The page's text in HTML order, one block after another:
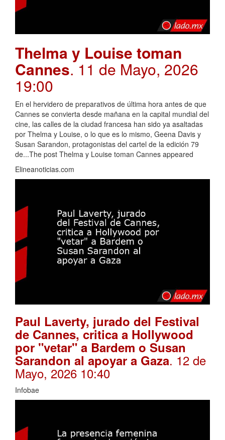
Thelma y Louise toman
Cannes. 11 de Mayo, 2026
19:00
En el hervidero de preparativos de última hora antes de que
Cannes se convierta desde mañana en la capital mundial del
cine, las calles de la ciudad francesa han sido ya asaltadas
por Thelma y Louise, o lo que es lo mismo, Geena Davis y
Susan Sarandon, protagonistas del cartel de la edición 79
de...The post Thelma y Louise toman Cannes appeared
Elineanoticias.com
Paul Laverty, jurado del Festival
de Cannes, critica a Hollywood
por "vetar" a Bardem o Susan
Sarandon al apoyar a Gaza. 12 de
Mayo, 2026 10:40
Infobae